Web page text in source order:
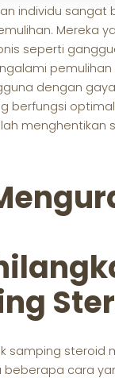
individu sangat
Mereka
seperti
dengan
berfungsi
menghentikan
samping steroid
beberapa cara